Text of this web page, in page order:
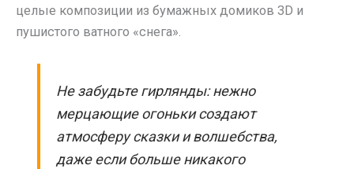
целые композиции из бумажных домиков 3D и
пушистого ватного «снега».
Не забудьте гирлянды: нежно
мерцающие огоньки создают
атмосферу сказки и волшебства,
даже если больше никакого